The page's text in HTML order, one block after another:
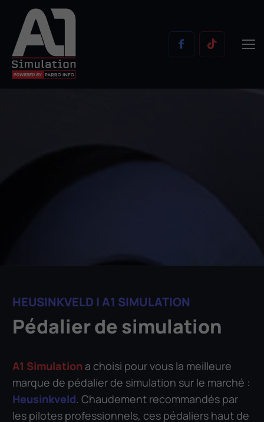
HEUSINKVELD | A1 SIMULATION
Pédalier de simulation
A1 Simulation a choisi pour vous la meilleure
marque de pédalier de simulation sur le marché :
Heusinkveld. Chaudement recommandés par
les pilotes professionnels, ces pédaliers haut de